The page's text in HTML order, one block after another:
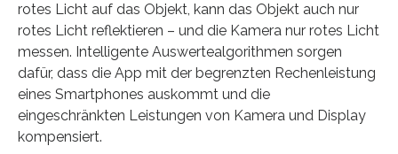
rotes Licht auf das Objekt, kann das Objekt auch nur
rotes Licht reflektieren – und die Kamera nur rotes Licht
messen. Intelligente Auswertealgorithmen sorgen
dafür, dass die App mit der begrenzten Rechenleistung
eines Smartphones auskommt und die
eingeschränkten Leistungen von Kamera und Display
kompensiert.